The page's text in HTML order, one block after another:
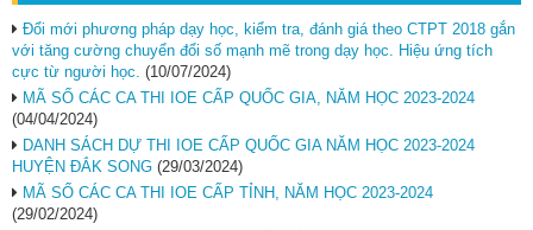
Đổi mới phương pháp dạy học, kiểm tra, đánh giá theo CTPT 2018 gắn
với tăng cường chuyển đổi số mạnh mẽ trong dạy học. Hiệu ứng tích
cực từ người học. (10/07/2024)
MÃ SỐ CÁC CA THI IOE CẤP QUỐC GIA, NĂM HỌC 2023-2024
(04/04/2024)
DANH SÁCH DỰ THI IOE CẤP QUỐC GIA NĂM HỌC 2023-2024
HUYỆN ĐẮK SONG (29/03/2024)
MÃ SỐ CÁC CA THI IOE CẤP TỈNH, NĂM HỌC 2023-2024
(29/02/2024)